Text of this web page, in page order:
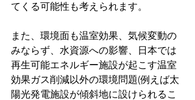
てくる可能性も考えられます。
また、環境面も温室効果、気候変動の
みならず、水資源への影響、日本では
再生可能エネルギー施設が起こす温室
効果ガス削減以外の環境問題(例えば太
陽光発電施設が傾斜地に設けられるこ